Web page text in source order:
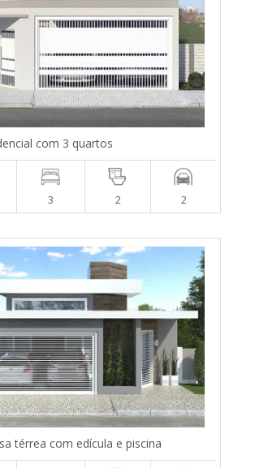
com 3 quartos
3 2 2
térrea com edícula e piscina